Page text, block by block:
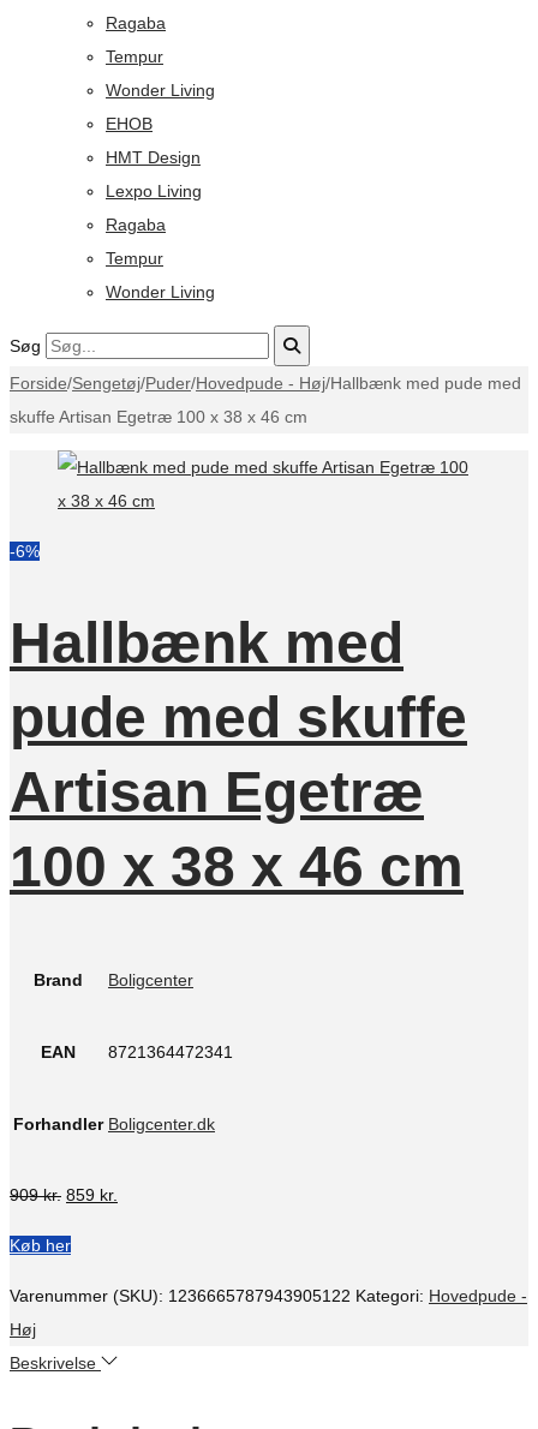
Ragaba
Tempur
Wonder Living
EHOB
HMT Design
Lexpo Living
Ragaba
Tempur
Wonder Living
Søg
Forside/Sengetøj/Puder/Hovedpude - Høj/Hallbænk med pude med
skuffe Artisan Egetræ 100 x 38 x 46 cm
-6%
Hallbænk med
pude med skuffe
Artisan Egetræ
100 x 38 x 46 cm
Brand Boligcenter
EAN 8721364472341
Forhandler Boligcenter.dk
909kr. Den
pris
var:
859 kr.
er:
Køb her
Varenummer (SKU): 1236665787943905122 Kategori: Hovedpude -
Høj
Beskrivelse